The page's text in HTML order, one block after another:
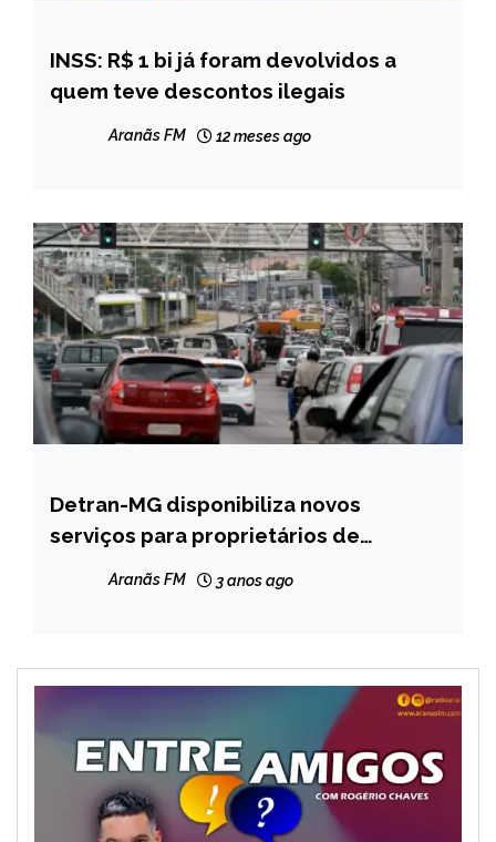
BRASIL
NOTÍCIAS
INSS: R$ 1 bi já foram devolvidos a
quem teve descontos ilegais
Aranãs FM 12 meses ago
MINAS
GERAIS
NOTÍCIAS
Detran-MG disponibiliza novos
serviços para proprietários de
Aranãs FM 3 anos ago